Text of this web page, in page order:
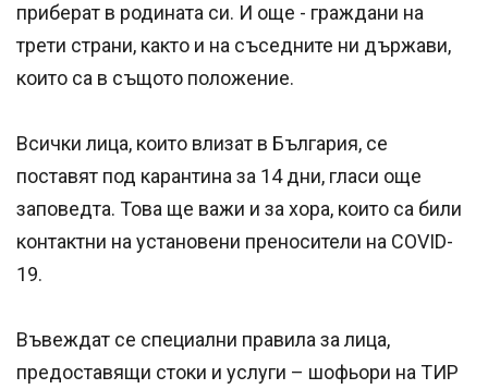
приберат в родината си. И още - граждани на
трети страни, както и на съседните ни държави,
които са в същото положение.
Всички лица, които влизат в България, се
поставят под карантина за 14 дни, гласи още
заповедта. Това ще важи и за хора, които са били
контактни на установени преносители на COVID-
19.
Въвеждат се специални правила за лица,
предоставящи стоки и услуги – шофьори на ТИР